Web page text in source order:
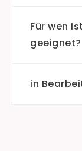
Für wen
geeignet?
in